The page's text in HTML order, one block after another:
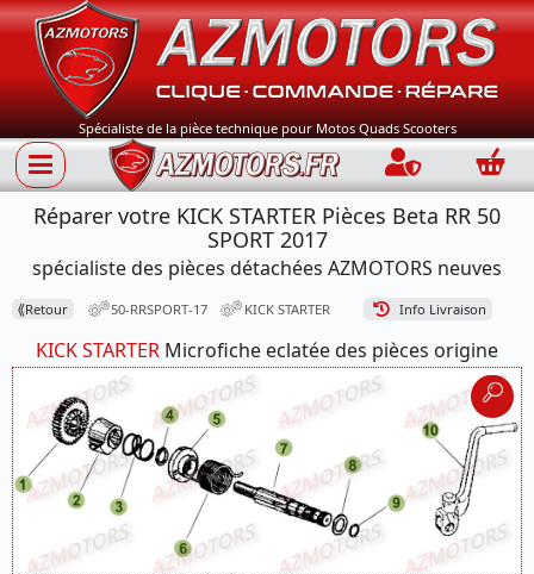
Spécialiste de la pièce technique pour Motos Quads Scooters
Connection
Réparer votre KICK STARTER Pièces Beta RR 50
SPORT 2017
spécialiste des pièces détachées AZMOTORS neuves
⟪Retour 50-RRSPORT-17 KICK STARTER Info Livraison
KICK STARTER Microfiche eclatée des pièces origine